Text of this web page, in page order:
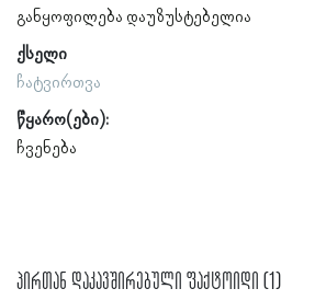
განყოფილება დაუზუსტებელია
ქსელი
ჩატვირთვა
წყარო(ები):
ჩვენება
პირთან დაკავშირებული ფაქტოიდი (1)